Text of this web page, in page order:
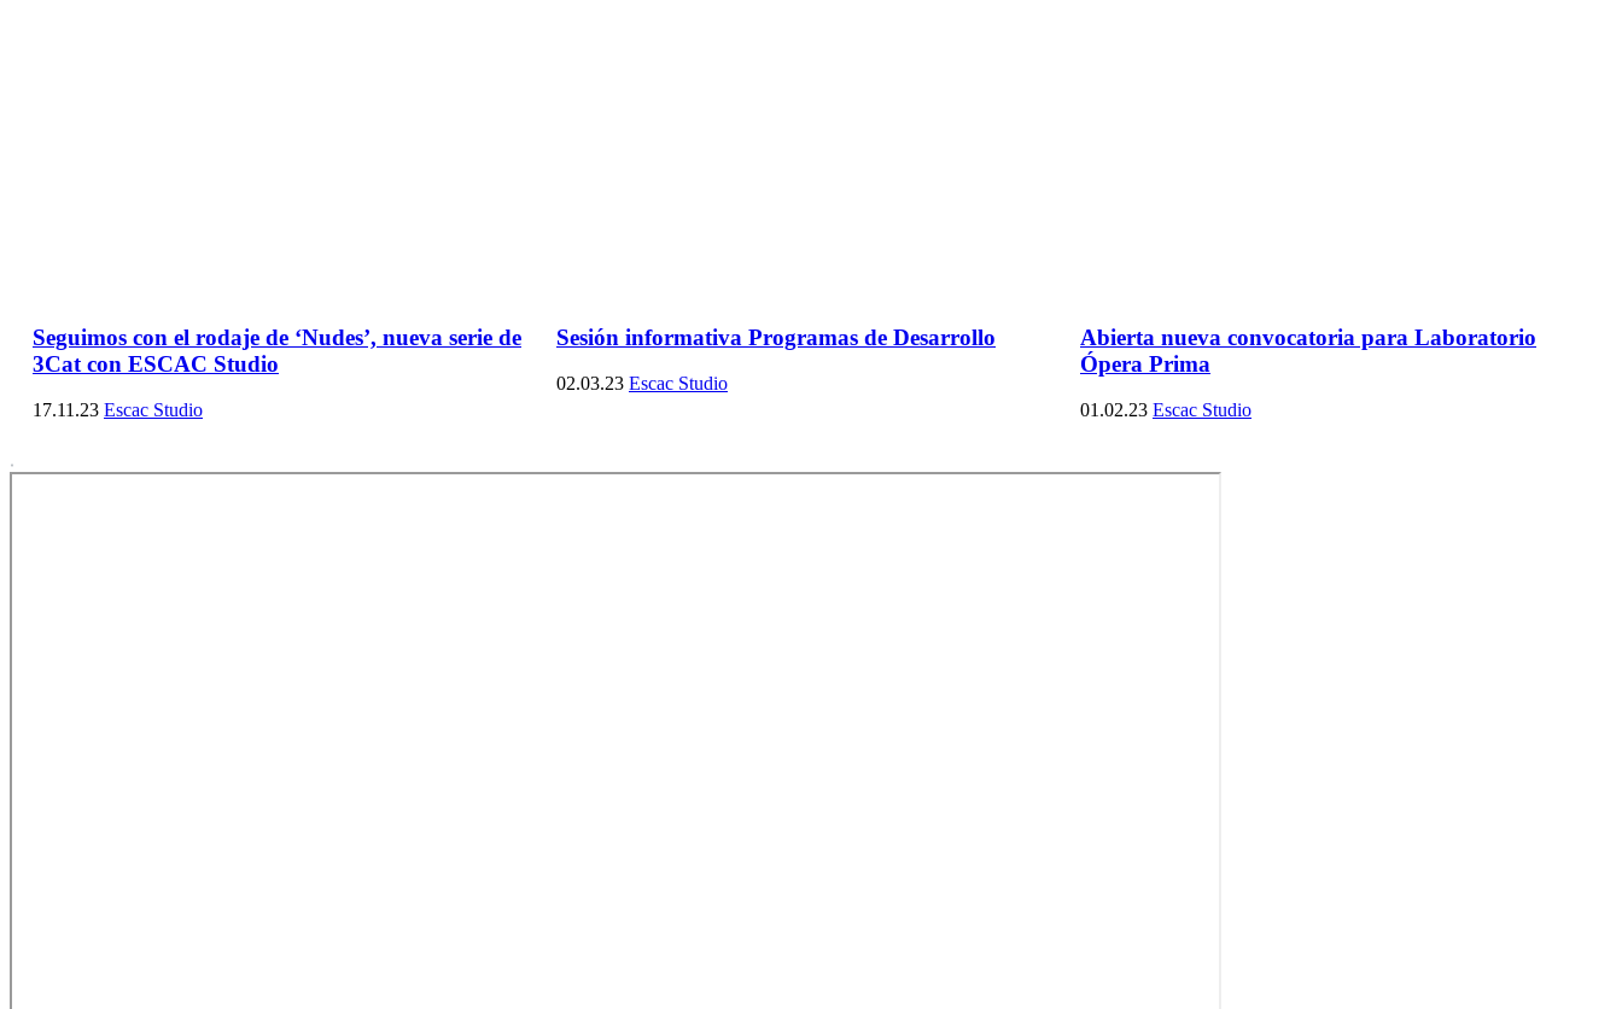
Seguimos con el rodaje de ‘Nudes’, nueva serie de
3Cat con ESCAC Studio
17.11.23 Escac Studio
Sesión informativa Programas de Desarrollo
02.03.23 Escac Studio
Abierta nueva convocatoria para Laboratorio
Ópera Prima
01.02.23 Escac Studio